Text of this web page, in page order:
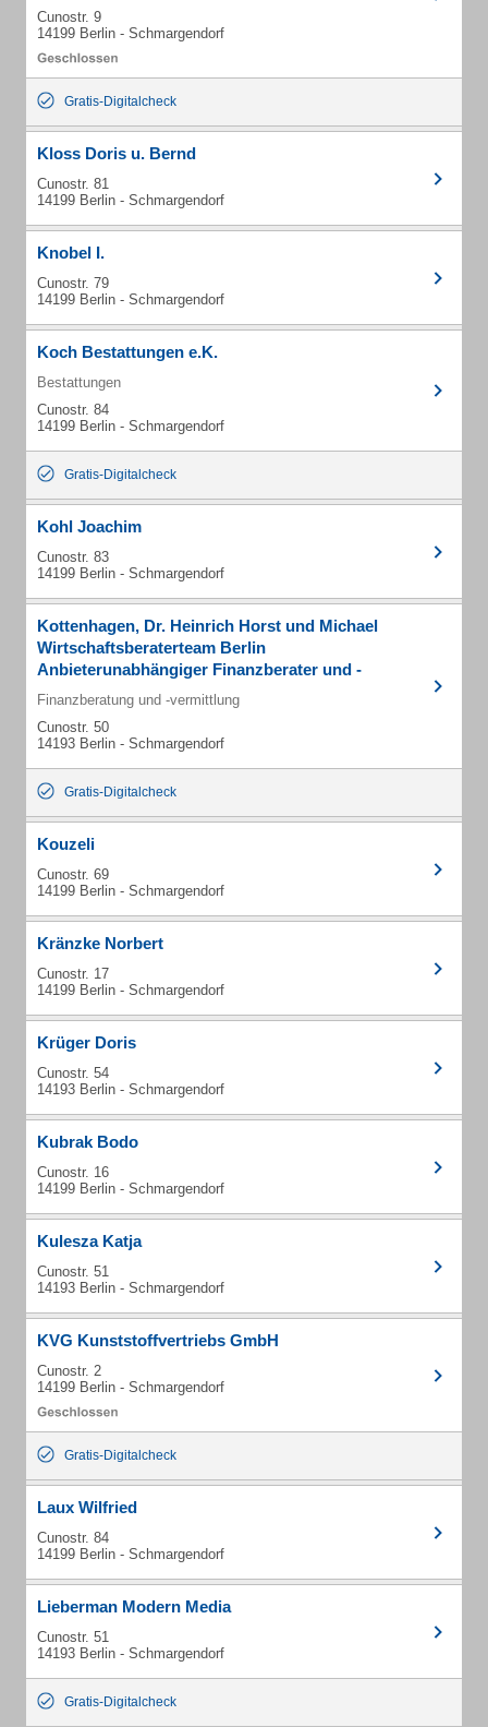
Cunostr. 9
14199 Berlin - Schmargendorf
Gratis-Digitalcheck
Kloss Doris u. Bernd
Cunostr. 81
14199 Berlin - Schmargendorf
Knobel I.
Cunostr. 79
14199 Berlin - Schmargendorf
Koch Bestattungen e.K.
Bestattungen
Cunostr. 84
14199 Berlin - Schmargendorf
Gratis-Digitalcheck
Kohl Joachim
Cunostr. 83
14199 Berlin - Schmargendorf
Kottenhagen, Dr. Heinrich Horst und Michael
Wirtschaftsberaterteam Berlin
Anbieterunabhängiger Finanzberater und -
vermittler
Finanzberatung und -vermittlung
Cunostr. 50
14193 Berlin - Schmargendorf
Gratis-Digitalcheck
Kouzeli
Cunostr. 69
14199 Berlin - Schmargendorf
Kränzke Norbert
Cunostr. 17
14199 Berlin - Schmargendorf
Krüger Doris
Cunostr. 54
14193 Berlin - Schmargendorf
Kubrak Bodo
Cunostr. 16
14199 Berlin - Schmargendorf
Kulesza Katja
Cunostr. 51
14193 Berlin - Schmargendorf
KVG Kunststoffvertriebs GmbH
Cunostr. 2
14199 Berlin - Schmargendorf
Gratis-Digitalcheck
Laux Wilfried
Cunostr. 84
14199 Berlin - Schmargendorf
Lieberman Modern Media
Cunostr. 51
14193 Berlin - Schmargendorf
Gratis-Digitalcheck